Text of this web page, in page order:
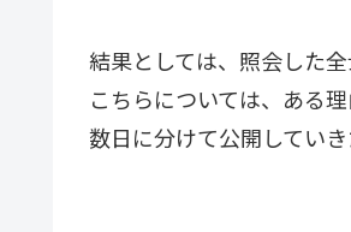
結果としては、照会した
こちらについては、ある
数日に分けて公開していき